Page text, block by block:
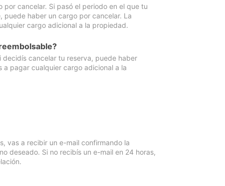
cancelar. Si pasó el periodo en el que tu
puede haber un cargo por cancelar. La
cargo adicional a la propiedad.
decidís cancelar tu reserva, puede haber
pagar cualquier cargo adicional a la
vas a recibir un e-mail confirmando la
deseado. Si no recibís un e-mail en 24 horas,